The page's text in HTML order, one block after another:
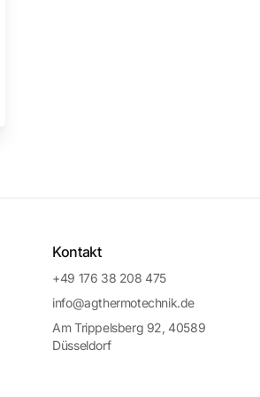
Kontakt
+49 176 38 208 475
info@agthermotechnik.de
Am Trippelsberg 92, 40589
Düsseldorf